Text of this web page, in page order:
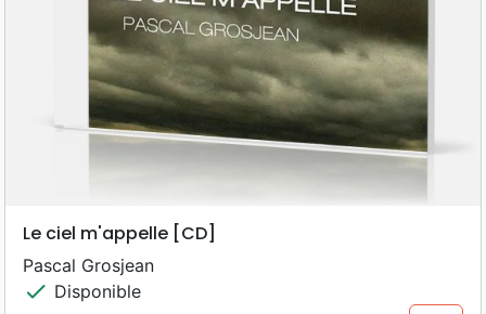
Le ciel m'appelle [CD]
Pascal Grosjean
check Disponible